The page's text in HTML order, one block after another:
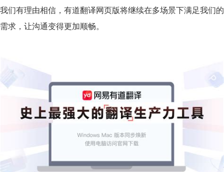
我们有理由相信，有道翻译网页版将继续在多场景下满足我们的
需求，让沟通变得更加顺畅。